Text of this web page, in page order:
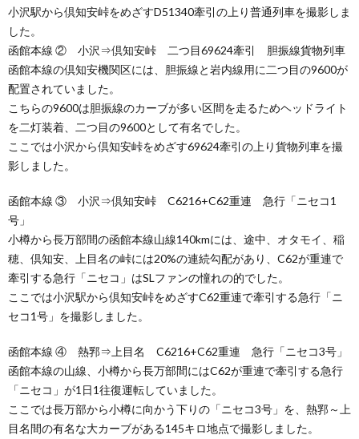
小沢駅から倶知安峠をめざすD51340牽引の上り普通列車を撮影しま
した。
函館本線 ② 小沢⇒倶知安峠 二つ目69624牽引 胆振線貨物列車
函館本線の倶知安機関区には、胆振線と岩内線用に二つ目の9600が
配置されていました。
こちらの9600は胆振線のカーブが多い区間を走るためヘッドライト
を二灯装着、二つ目の9600として有名でした。
ここでは小沢から倶知安峠をめざす69624牽引の上り貨物列車を撮
影しました。
函館本線 ③ 小沢⇒倶知安峠 C6216+C62重連 急行「ニセコ1
号」
小樽から長万部間の函館本線山線140kmには、途中、オタモイ、稲
穂、倶知安、上目名の峠には20%の連続勾配があり、C62が重連で
牽引する急行「ニセコ」はSLファンの憧れの的でした。
ここでは小沢駅から倶知安峠をめざすC62重連で牽引する急行「ニ
セコ1号」を撮影しました。
函館本線 ④ 熱郛⇒上目名 C6216+C62重連 急行「ニセコ3号」
函館本線の山線、小樽から長万部間にはC62が重連で牽引する急行
「ニセコ」が1日1往復運転していました。
ここでは長万部から小樽に向かう下りの「ニセコ3号」を、熱郛～上
目名間の有名な大カーブがある145キロ地点で撮影しました。